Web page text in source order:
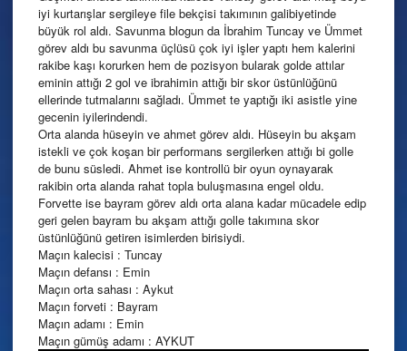
iyi kurtarışlar sergileye file bekçisi takımının galibiyetinde
büyük rol aldı. Savunma blogun da İbrahim Tuncay ve Ümmet
görev aldı bu savunma üçlüsü çok iyi işler yaptı hem kalerini
rakibe kaşı korurken hem de pozisyon bularak golde attılar
eminin attığı 2 gol ve ibrahimin attığı bir skor üstünlüğünü
ellerinde tutmalarını sağladı. Ümmet te yaptığı iki asistle yine
gecenin iyilerindendi.
Orta alanda hüseyin ve ahmet görev aldı. Hüseyin bu akşam
istekli ve çok koşan bir performans sergilerken attığı bi golle
de bunu süsledi. Ahmet ise kontrollü bir oyun oynayarak
rakibin orta alanda rahat topla buluşmasına engel oldu.
Forvette ise bayram görev aldı orta alana kadar mücadele edip
geri gelen bayram bu akşam attığı golle takımına skor
üstünlüğünü getiren isimlerden birisiydi.
Maçın kalecisi : Tuncay
Maçın defansı : Emin
Maçın orta sahası : Aykut
Maçın forveti : Bayram
Maçın adamı : Emin
Maçın gümüş adamı : AYKUT